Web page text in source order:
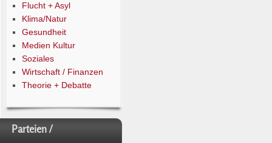
Flucht + Asyl
Klima/Natur
Gesundheit
Medien Kultur
Soziales
Wirtschaft / Finanzen
Theorie + Debatte
Parteien /